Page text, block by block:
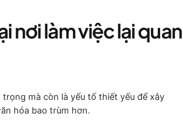
nơi làm việc lại quan
mà còn là yếu tố thiết yếu để xây
hóa bao trùm hơn.